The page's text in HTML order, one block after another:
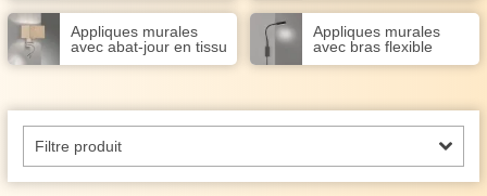
Appliques murales
avec abat-jour en tissu
Appliques murales
avec bras flexible
Filtre produit